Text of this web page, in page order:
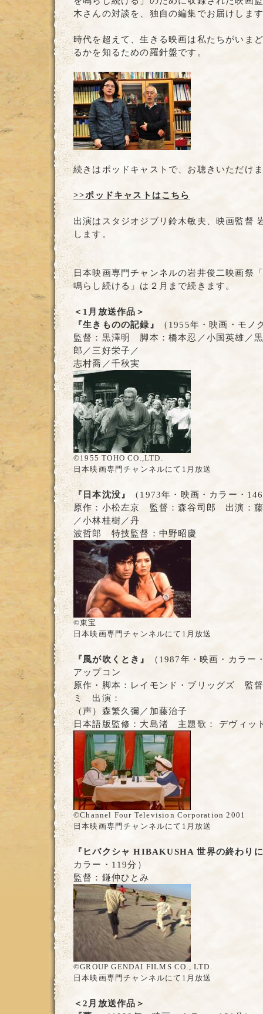
木さんの対談を、独自の編集でお届けしま
時代を超えて、生きる映画は私たちがいま
るかを知るための羅針盤です。
続きはポッドキャストで、お聴きいただけ
>>ポッドキャストはこちら
出演はスタジオジブリ鈴木敏夫、映画監督
します。
日本映画専門チャンネルの岩井俊二映画祭
鳴らし続ける」は２月まで続きます。
＜1月放送作品＞
『生きものの記録』
（1955年・映画・モノ
監督：黒澤明 脚本：橋本忍／小国英雄／
郎／三好栄子／
志村喬／千秋実
©1955 TOHO CO.,LTD.
日本映画専門チャンネルにて1月放送
『日本沈没』
（1973年・映画・カラー・
原作：小松左京 監督：森谷司郎 出演：
／小林桂樹／丹
波哲郎 特技監督：中野昭慶
©東宝
日本映画専門チャンネルにて1月放送
『風が吹くとき』
（1987年・映画・カラ
アップコン
原作・脚本：レイモンド・ブリッグズ 監
ミ 出演：
（声）森繁久彌／加藤治子
日本語版監修：大島渚 主題歌： デヴィッ
©Channel Four Television Corporation 2001
日本映画専門チャンネルにて1月放送
『ヒバクシャ HIBAKUSHA 世界の終わり
カラー・119分）
監督：鎌仲ひとみ
©GROUP GENDAI FILMS CO., LTD.
日本映画専門チャンネルにて1月放送
＜2月放送作品＞